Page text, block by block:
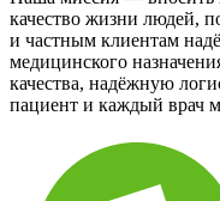
качество жизни людей,
и частным клиентам
медицинского
качества, надёжную
пациент и каждый врач